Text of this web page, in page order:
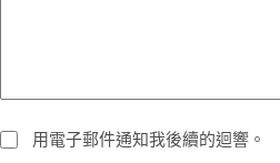
用電子郵件通知我後續的迴響。